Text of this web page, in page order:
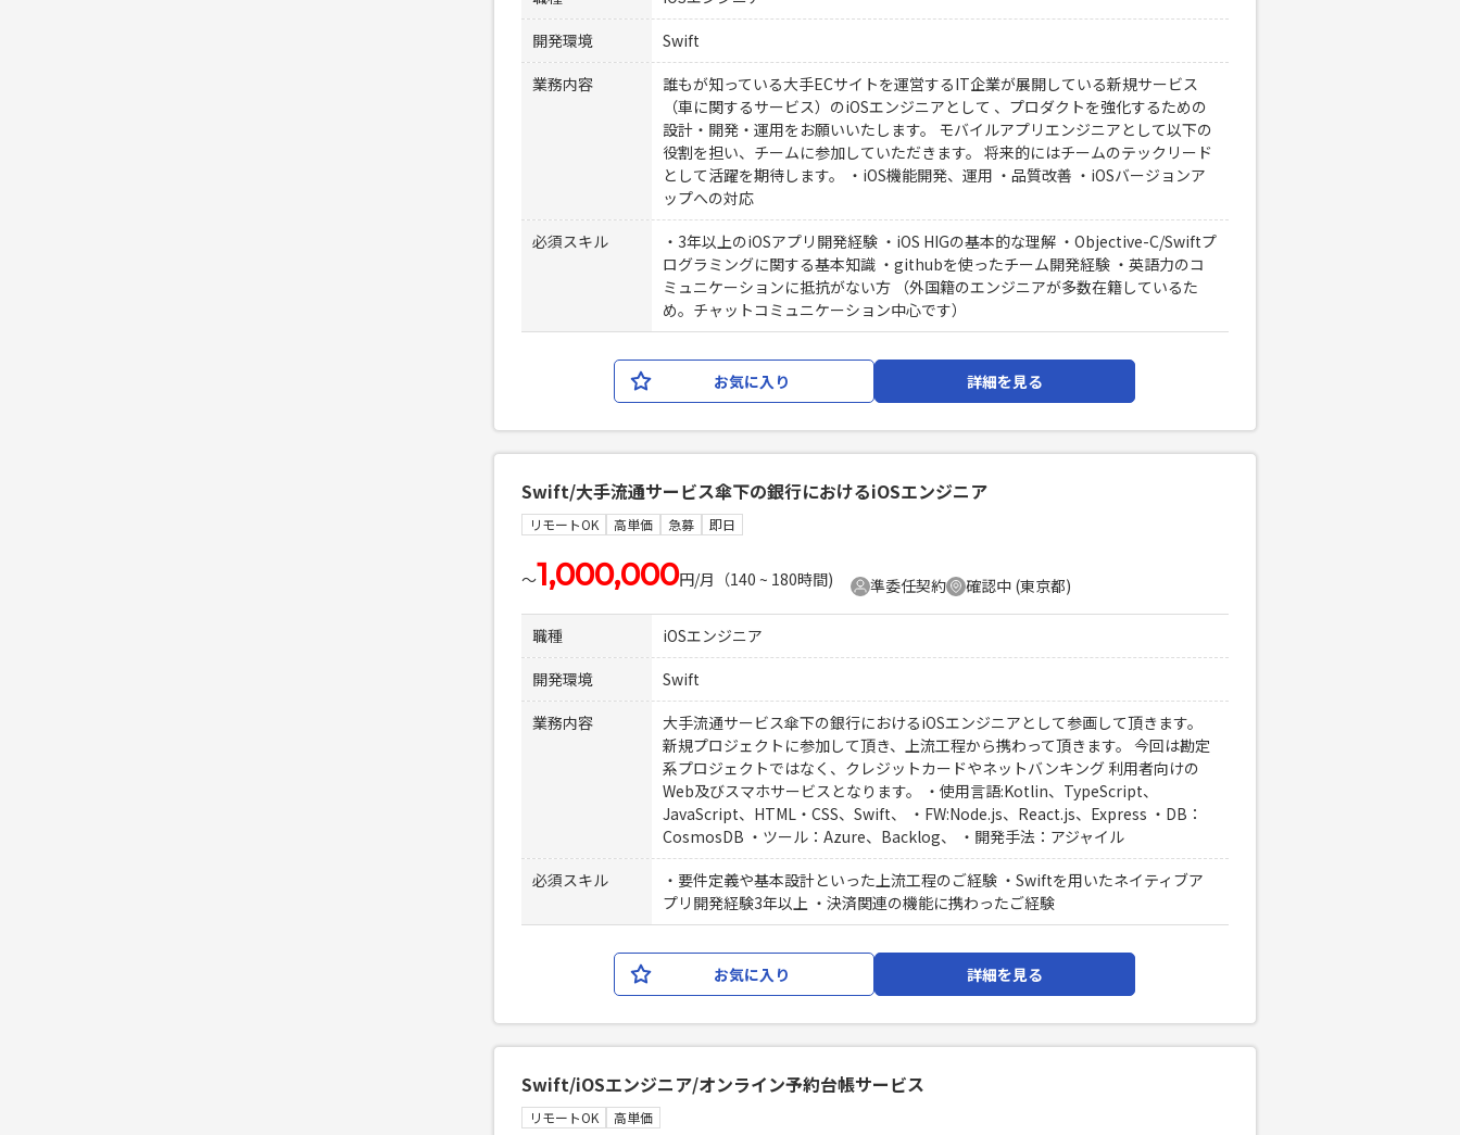
開発環境
Swift
業務内容
誰もが知っている大手ECサイトを運営するIT企業が展開している新規サービス
（車に関するサービス）のiOSエンジニアとして 、プロダクトを強化するための
設計・開発・運用をお願いいたします。 モバイルアプリエンジニアとして以下の
役割を担い、チームに参加していただきます。 将来的にはチームのテックリード
として活躍を期待します。 ・iOS機能開発、運用 ・品質改善 ・iOSバージョンア
ップへの対応
必須スキル
・3年以上のiOSアプリ開発経験 ・iOS HIGの基本的な理解 ・Objective-C/Swiftプ
ログラミングに関する基本知識 ・githubを使ったチーム開発経験 ・英語力のコ
ミュニケーションに抵抗がない方 （外国籍のエンジニアが多数在籍しているた
め。チャットコミュニケーション中心です）
お気に入り 詳細を見る
Swift/大手流通サービス傘下の銀行におけるiOSエンジニア
リモートOK 高単価 急募 即日
〜1,000,000円/月（140 ~ 180時間) 準委任契約 確認中 (東京都)
職種
iOSエンジニア
開発環境
Swift
業務内容
大手流通サービス傘下の銀行におけるiOSエンジニアとして参画して頂きます。
新規プロジェクトに参加して頂き、上流工程から携わって頂きます。 今回は勘定
系プロジェクトではなく、クレジットカードやネットバンキング 利用者向けの
Web及びスマホサービスとなります。 ・使用言語:Kotlin、TypeScript、
JavaScript、HTML・CSS、Swift、 ・FW:Node.js、React.js、Express ・DB：
CosmosDB ・ツール：Azure、Backlog、 ・開発手法：アジャイル
必須スキル
・要件定義や基本設計といった上流工程のご経験 ・Swiftを用いたネイティブア
プリ開発経験3年以上 ・決済関連の機能に携わったご経験
お気に入り 詳細を見る
Swift/iOSエンジニア/オンライン予約台帳サービス
リモートOK 高単価